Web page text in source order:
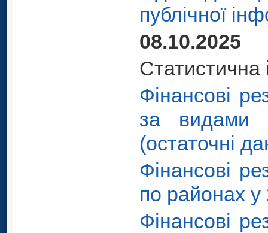
публічної
08.10.2025
Статистична
Фінансові
за видами
(остаточні
Фінансові
по районах у
Фінансові